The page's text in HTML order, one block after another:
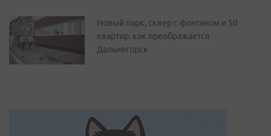
Новый парк, сквер с фонтаном и 50
квартир: как преображается
Дальнегорск